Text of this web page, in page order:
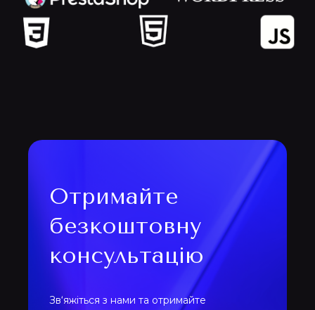
Отримайте
безкоштовну
консультацію
Зв‘яжіться з нами та отримайте